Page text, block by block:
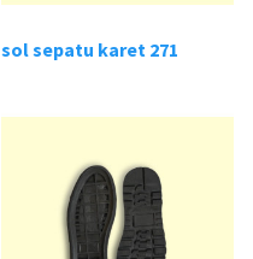
sol sepatu karet 271